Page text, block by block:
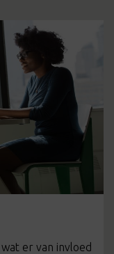
er van invloed